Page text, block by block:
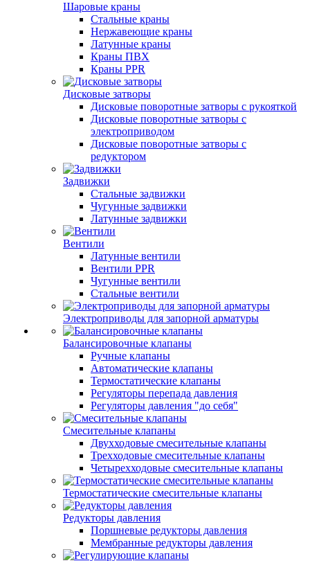
Шаровые краны
Стальные краны
Нержавеющие краны
Латунные краны
Краны ПВХ
Краны PPR
Дисковые затворы
Дисковые поворотные затворы с рукояткой
Дисковые поворотные затворы с
электроприводом
Дисковые поворотные затворы с
редуктором
Задвижки
Стальные задвижки
Чугунные задвижки
Латунные задвижки
Вентили
Латунные вентили
Вентили PPR
Чугунные вентили
Стальные вентили
Электроприводы для запорной арматуры
Балансировочные клапаны
Ручные клапаны
Автоматические клапаны
Термостатические клапаны
Регуляторы перепада давления
Регуляторы давления "до себя"
Смесительные клапаны
Двухходовые смесительные клапаны
Трехходовые смесительные клапаны
Четырехходовые смесительные клапаны
Термостатические смесительные клапаны
Редукторы давления
Поршневые редукторы давления
Мембранные редукторы давления